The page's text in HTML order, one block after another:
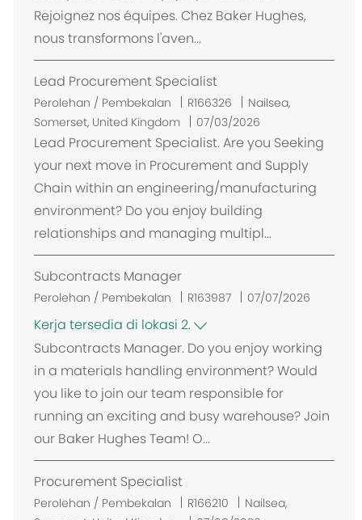
Rejoignez nos équipes. Chez Baker Hughes,
nous transformons l'aven...
Lead Procurement Specialist
Perolehan / Pembekalan R166326
L
o
k
a
Nailsea,
Somerset, United Kingdom
07/03/2026
Lead Procurement Specialist. Are you Seeking
your next move in Procurement and Supply
Chain within an engineering/manufacturing
environment? Do you enjoy building
relationships and managing multipl...
Subcontracts Manager
Perolehan / Pembekalan R163987 07/07/2026
Kerja tersedia di lokasi 2.
Subcontracts Manager. Do you enjoy working
in a materials handling environment? Would
you like to join our team responsible for
running an exciting and busy warehouse? Join
our Baker Hughes Team! O...
Procurement Specialist
Perolehan / Pembekalan R166210
LNailsea,